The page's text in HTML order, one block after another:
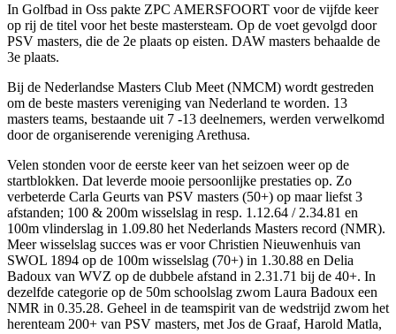
In Golfbad in Oss pakte ZPC AMERSFOORT voor de vijfde keer
op rij de titel voor het beste mastersteam. Op de voet gevolgd door
PSV masters, die de 2e plaats op eisten. DAW masters behaalde de
3e plaats.
Bij de Nederlandse Masters Club Meet (NMCM) wordt gestreden
om de beste masters vereniging van Nederland te worden. 13
masters teams, bestaande uit 7 -13 deelnemers, werden verwelkomd
door de organiserende vereniging Arethusa.
Velen stonden voor de eerste keer van het seizoen weer op de
startblokken. Dat leverde mooie persoonlijke prestaties op. Zo
verbeterde Carla Geurts van PSV masters (50+) op maar liefst 3
afstanden; 100 & 200m wisselslag in resp. 1.12.64 / 2.34.81 en
100m vlinderslag in 1.09.80 het Nederlands Masters record (NMR).
Meer wisselslag succes was er voor Christien Nieuwenhuis van
SWOL 1894 op de 100m wisselslag (70+) in 1.30.88 en Delia
Badoux van WVZ op de dubbele afstand in 2.31.71 bij de 40+. In
dezelfde categorie op de 50m schoolslag zwom Laura Badoux een
NMR in 0.35.28. Geheel in de teamspirit van de wedstrijd zwom het
herenteam 200+ van PSV masters, met Jos de Graaf, Harold Matla,